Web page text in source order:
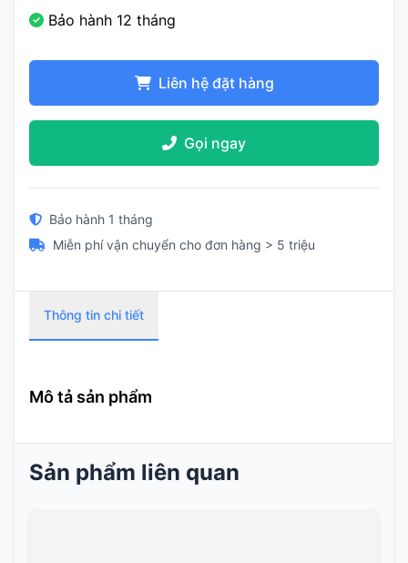
Bảo hành 12 tháng
Liên hệ đặt hàng
Gọi ngay
Bảo hành 1 tháng
Miễn phí vận chuyển cho đơn hàng > 5 triệu
Thông tin chi tiết
Mô tả sản phẩm
Sản phẩm liên quan